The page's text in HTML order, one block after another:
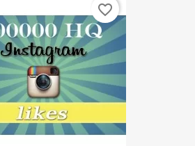
favorite_border